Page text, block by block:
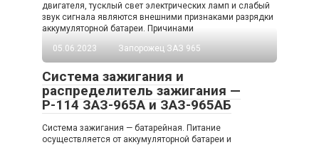
двигателя, тусклый свет электрических ламп и слабый
звук сигнала являются внешними признаками разрядки
аккумуляторной батареи. Причинами
05.06.2023
Запорожец ЗАЗ 965
Система зажигания и
распределитель зажигания —
Р-114 ЗАЗ-965А и ЗАЗ-965АБ
Система зажигания — батарейная. Питание
осуществляется от аккумуляторной батареи и